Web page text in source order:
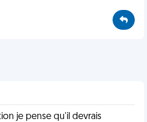
je pense qu'il devrais